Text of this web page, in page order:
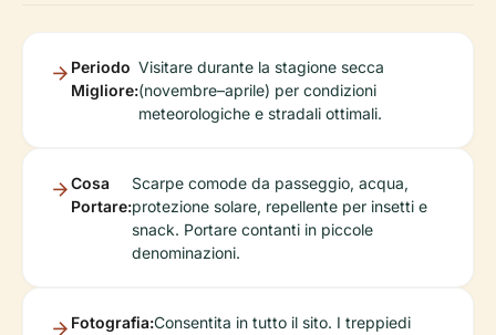
Periodo
Migliore:
Visitare durante la stagione secca
(novembre–aprile) per condizioni
meteorologiche e stradali ottimali.
Cosa
Portare:
Scarpe comode da passeggio, acqua,
protezione solare, repellente per insetti e
snack. Portare contanti in piccole
denominazioni.
Fotografia:Consentita in tutto il sito. I treppiedi